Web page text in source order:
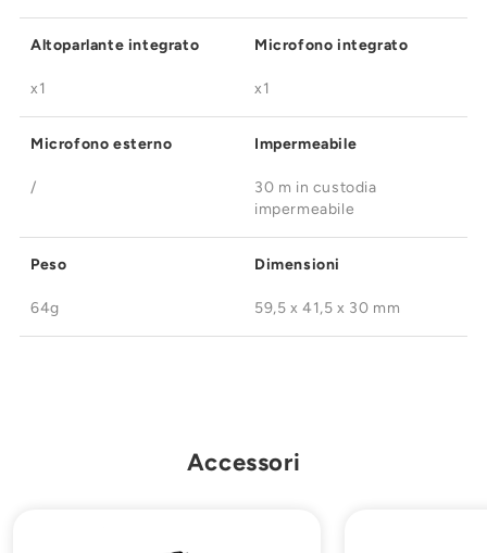
Altoparlante integrato
x1
Microfono integrato
x1
Microfono esterno
/
Impermeabile
30 m in custodia
impermeabile
Peso
64g
Dimensioni
59,5 x 41,5 x 30 mm
Accessori